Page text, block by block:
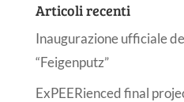
Articoli recenti
Inaugurazione ufficiale
“Feigenputz”
ExPEERienced final